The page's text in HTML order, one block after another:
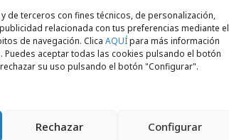
de terceros con fines técnicos, de personalización,
relacionada con tus preferencias mediante el
de navegación. Clica AQUÍpara más información
Puedes aceptar todas las cookies pulsando el botón
su uso pulsando el botón "Configurar".
Rechazar Configurar
la labor realizada por
como nuestro, como una
trata de dar voz a la
aquellas mujeres que,
por muchos
de cristal que solo entre
dando voz a